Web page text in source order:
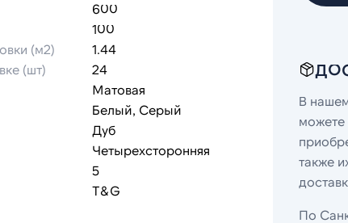
600
100
(м2)
1.44
(шт)
24
Матовая
Белый, Серый
Дуб
Четырехсторонняя
5
T&G
В
можете
также
По